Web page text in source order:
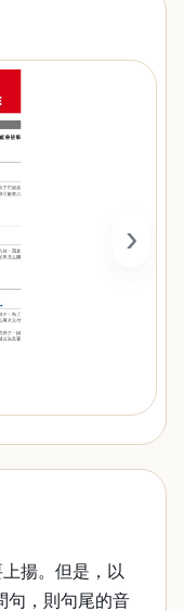
›
揚。但是，以
句，則句尾的音